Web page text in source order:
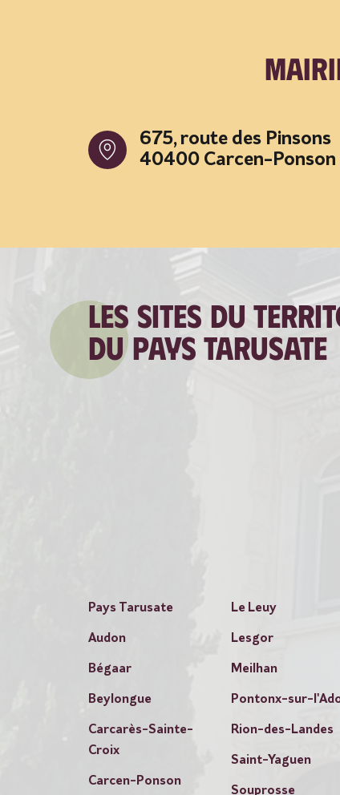
675, route des Pinsons
40400 Carcen-Ponson
Les sites du
du Pays tarusate
Pays Tarusate
Audon
Bégaar
Beylongue
Carcarès-Sainte-
Croix
Carcen-Ponson
Le Leuy
Lesgor
Meilhan
Pontonx-sur-
Rion-des-Landes
Saint-Yaguen
Souprosse